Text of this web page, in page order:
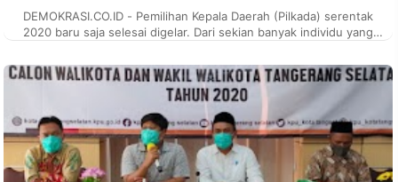
DEMOKRASI.CO.ID - Pemilihan Kepala Daerah (Pilkada) serentak
2020 baru saja selesai digelar. Dari sekian banyak individu yang